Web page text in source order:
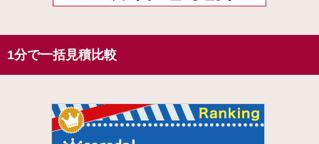
1分で一括見積比較